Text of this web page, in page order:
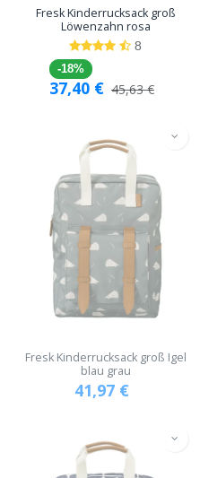
Fresk Kinderrucksack groß
Löwenzahn rosa
8
-18%
37,40 € 45,63€
Fresk Kinderrucksack groß Igel
blau grau
41,97 €